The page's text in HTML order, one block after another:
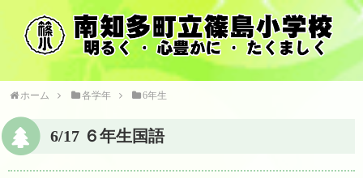
ホーム 各学年 6年生
6/17 ６年生国語